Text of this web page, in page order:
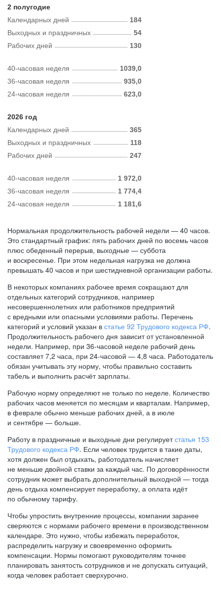
2 полугодие
Календарных дней
184
Рабочих дней 130
Выходных и праздничных 54
40-часовая неделя
1039,0
36-часовая неделя
935,0
24-часовая неделя
623,0
2026 год
Календарных дней
365
Рабочих дней 247
Выходных и праздничных 118
40-часовая неделя
1 972,0
36-часовая неделя
1 774,4
24-часовая неделя
1 181,6
Нормальная продолжительность рабочей недели — 40 часов.
Это стандартный график: пять рабочих дней по восемь часов
плюс обеденный перерыв, выходные — суббота
и воскресенье. При этом недельная нагрузка не должна
превышать 40 часов и при шестидневной организации работы.
В некоторых компаниях рабочее время сокращают для
отдельных категорий сотрудников, например
несовершеннолетних или работников предприятий
с вредными или опасными условиями работы. Перечень
категорий и условий указан в статье 92 Трудового кодекса РФ.
Продолжительность рабочего дня зависит от установленной
недели. Например, при 36-часовой неделе рабочий день
составляет 7,2 часа, при 24-часовой — 4,8 часа. Работодатель
обязан учитывать эту норму, чтобы правильно составить
табель и выполнить расчёт зарплаты.
Рабочую норму определяют не только по неделе. Количество
рабочих часов меняется по месяцам и кварталам. Например,
в феврале обычно меньше рабочих дней, а в июле
и сентябре — больше.
Работу в праздничные и выходные дни регулируетстатья 153
Трудового кодекса РФ. Если человек трудится в такие даты,
хотя должен был отдыхать, работодатель начисляет
не меньше двойной ставки за каждый час. По договорённости
сотрудник может выбрать дополнительный выходной — тогда
день отдыха компенсирует переработку, а оплата идёт
по обычному тарифу.
Чтобы упростить внутренние процессы, компании заранее
сверяются с нормами рабочего времени в производственном
календаре. Это нужно, чтобы избежать переработок,
распределить нагрузку и своевременно оформить
компенсации. Нормы помогают руководителям точнее
планировать занятость сотрудников и не допускать ситуаций,
когда человек работает сверхурочно.